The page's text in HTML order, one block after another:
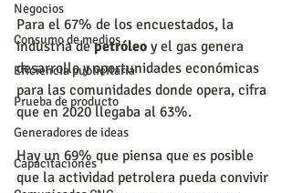
Negocios
Consumo de medios
Eficiencia publicitaria
Prueba de producto
Generadores de ideas
Capacitaciones
Para el 67% de los encuestados, la
industria de petróleo y el gas genera
desarrollo y oportunidades económicas
para las comunidades donde opera, cifra
que en 2020 llegaba al 63%.
Hay un 69% que piensa que es posible
que la actividad petrolera pueda convivir